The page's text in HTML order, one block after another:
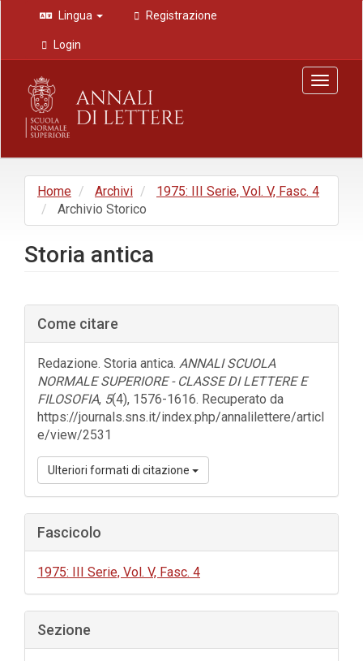
Navigazione
principale
Contenuto
principale
Barra
laterale
Lingua Registrazione
Login
Toggle
Home Archivi
1975: III Serie, Vol. V, Fasc. 4
Archivio Storico
Storia antica
Barra
laterale
dell'articolo
Come citare
Redazione. Storia antica. ANNALI SCUOLA
NORMALE SUPERIORE - CLASSE DI LETTERE E
FILOSOFIA, 5(4), 1576-1616. Recuperato da
https://journals.sns.it/index.php/annalilettere/articl
e/view/2531
Ulteriori formati di citazione
Fascicolo
1975: III Serie, Vol. V, Fasc. 4
Sezione